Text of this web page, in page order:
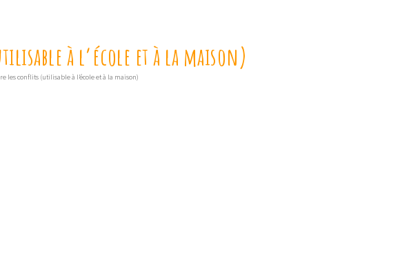
à l’école et à la maison)
les conflits (utilisable à l’école et à la maison)